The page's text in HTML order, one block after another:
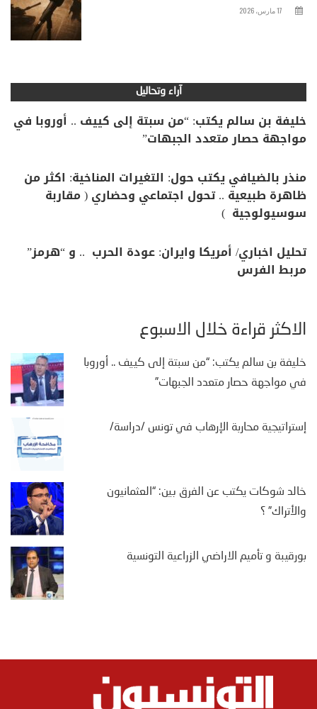
17 مارس، 2026
آراء وتحاليل
خليفة بن سالم يكتب: “من سبتة إلى كييف .. أوروبا في
مواجهة حصار متعدد الجبهات”
منذر بالضيافي يكتب حول: التغيرات المناخية: اكثر من
ظاهرة طبيعية .. تحول اجتماعي وحضاري ( مقاربة
سوسيولوجية )
تحليل اخباري/ أمريكا وايران: عودة الحرب .. و “هرمز”
مربط الفرس
الأكثر قراءة خلال الأسبوع
خليفة بن سالم يكتب: “من سبتة إلى كييف .. أوروبا
في مواجهة حصار متعدد الجبهات”
إستراتيجية محاربة الإرهاب في تونس /دراسة/
خالد شوكات يكتب عن الفرق بين: “العثمانيون
والأتراك” ؟
بورقيبة و تأميم الاراضي الزراعية التونسية